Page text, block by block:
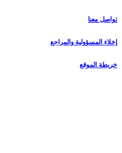
تواصل معنا
إخلاء المسؤولية والمراجع
خريطة الموقع